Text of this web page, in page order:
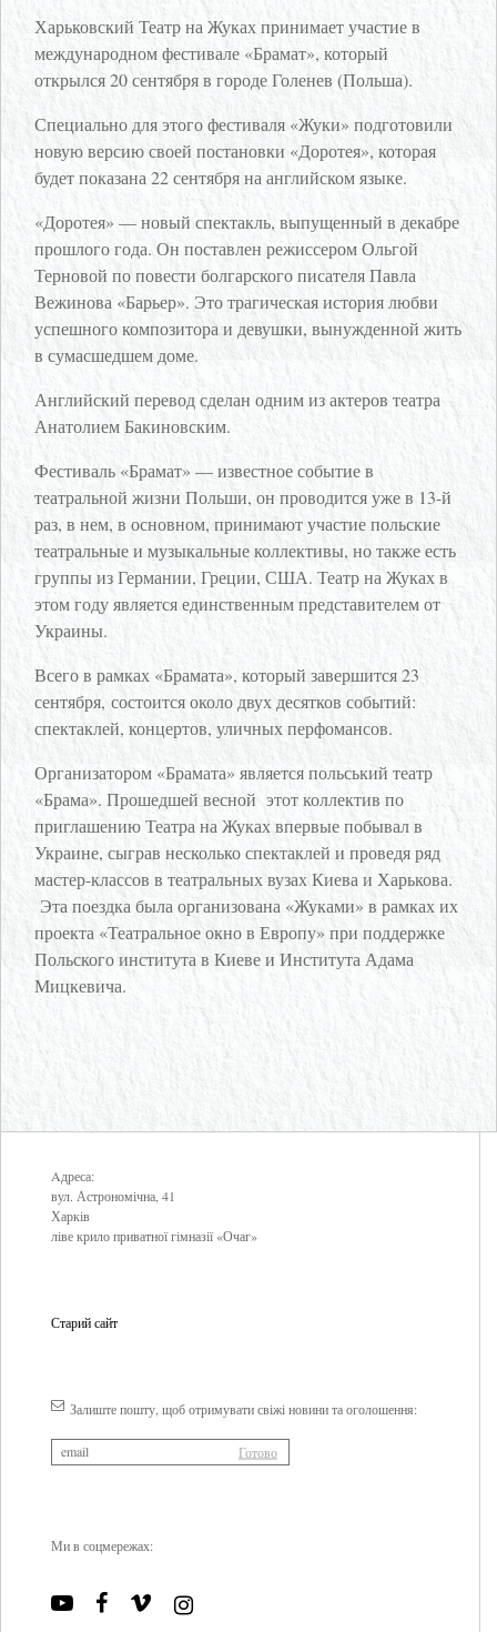
Харьковский Театр на Жуках принимает участие в
международном фестивале «Брамат», который
открылся 20 сентября в городе Голенев (Польша).
Специально для этого фестиваля «Жуки» подготовили
новую версию своей постановки «Доротея», которая
будет показана 22 сентября на английском языке.
«Доротея» — новый спектакль, выпущенный в декабре
прошлого года. Он поставлен режиссером Ольгой
Терновой по повести болгарского писателя Павла
Вежинова «Барьер». Это трагическая история любви
успешного композитора и девушки, вынужденной жить
в сумасшедшем доме.
Английский перевод сделан одним из актеров театра
Анатолием Бакиновским.
Фестиваль «Брамат» — известное событие в
театральной жизни Польши, он проводится уже в 13-й
раз, в нем, в основном, принимают участие польские
театральные и музыкальные коллективы, но также есть
группы из Германии, Греции, США. Театр на Жуках в
этом году является единственным представителем от
Украины.
Всего в рамках «Брамата», который завершится 23
сентября, состоится около двух десятков событий:
спектаклей, концертов, уличных перфомансов.
Организатором «Брамата» является польський театр
«Брама». Прошедшей весной этот коллектив по
приглашению Театра на Жуках впервые побывал в
Украине, сыграв несколько спектаклей и проведя ряд
мастер-классов в театральных вузах Киева и Харькова.
Эта поездка была организована «Жуками» в рамках их
проекта «Театральное окно в Европу» при поддержке
Польского института в Киеве и Института Адама
Мицкевича.
Aдреса:
вул. Астрономічна, 41
Харків
ліве крило приватної гімназії «Очаг»
Старий сайт
Залиште пошту, щоб отримувати свіжі новини та оголошення:
Ми в соцмережах: